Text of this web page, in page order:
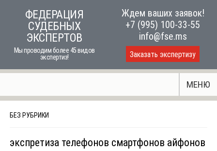
ФЕДЕРАЦИЯ
СУДЕБНЫХ
ЭКСПЕРТОВ
Мы проводим более 45 видов
экспертиз!
Ждем ваших заявок!
+7 (995) 100-33-55
info@fse.ms
Заказать экспертизу
МЕНЮ
БЕЗ РУБРИКИ
экспретиза телефонов смартфонов айфонов